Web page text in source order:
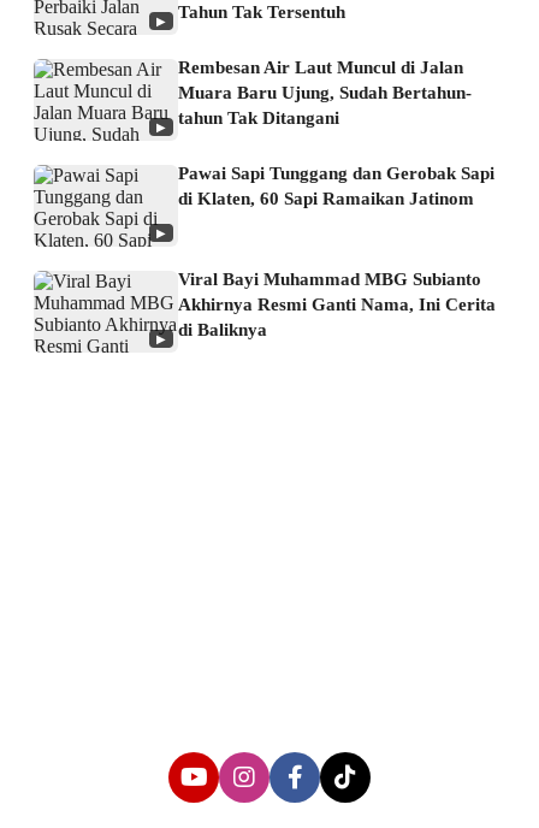
▶
Tahun Tak Tersentuh
▶
Rembesan Air Laut Muncul di Jalan
Muara Baru Ujung, Sudah Bertahun-
tahun Tak Ditangani
▶
Pawai Sapi Tunggang dan Gerobak Sapi
di Klaten, 60 Sapi Ramaikan Jatinom
▶
Viral Bayi Muhammad MBG Subianto
Akhirnya Resmi Ganti Nama, Ini Cerita
di Baliknya